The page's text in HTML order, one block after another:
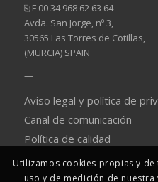
⎘ F 00 34 968 62 63 64
Avda. San Jorge, nº 3,
30565 Las Torres de Cotillas,
(MURCIA) SPAIN
—
Aviso legal y política de
Canal de comunicación
Política de calidad
Utilizamos cookies propias y
uso y de medición de